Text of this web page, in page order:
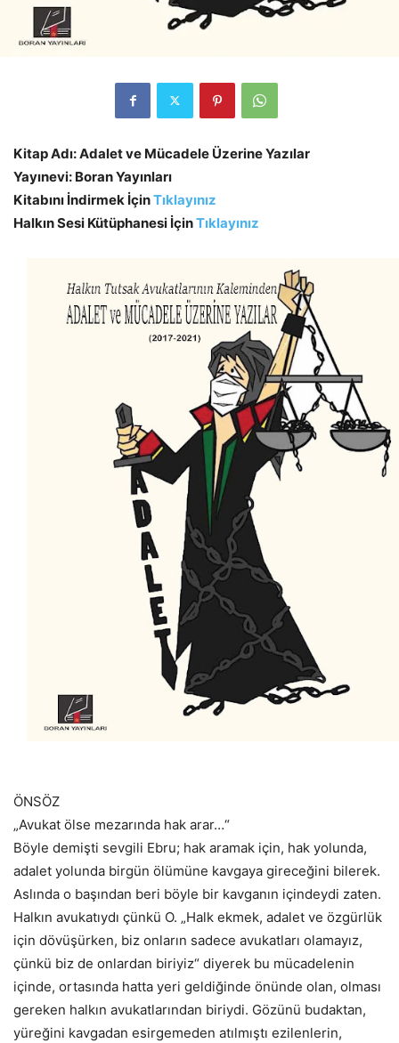
Kitap Adı: Adalet ve Mücadele Üzerine Yazılar
Yayınevi: Boran Yayınları
Kitabını İndirmek İçinTıklayınız
Halkın Sesi Kütüphanesi İçinTıklayınız
ÖNSÖZ
„Avukat ölse mezarında hak arar…“
Böyle demişti sevgili Ebru; hak aramak için, hak yolunda,
adalet yolunda birgün ölümüne kavgaya gireceğini bilerek.
Aslında o başından beri böyle bir kavganın içindeydi zaten.
Halkın avukatıydı çünkü O. „Halk ekmek, adalet ve özgürlük
için dövüşürken, biz onların sadece avukatları olamayız,
çünkü biz de onlardan biriyiz“ diyerek bu mücadelenin
içinde, ortasında hatta yeri geldiğinde önünde olan, olması
gereken halkın avukatlarından biriydi. Gözünü budaktan,
yüreğini kavgadan esirgemeden atılmıştı ezilenlerin,